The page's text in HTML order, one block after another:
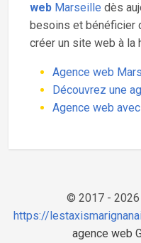
web Marseille dès
besoins et bénéficier
créer un site web à la
Agence web
Découvrez une
Agence web
© 2017 - 2026
https://
agence web